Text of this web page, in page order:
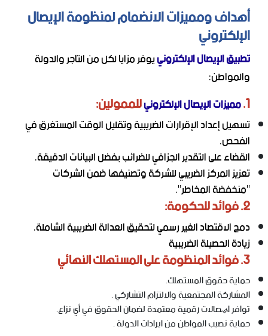
أهداف ومميزات الانضمام لمنظومة الإيصال
الإلكتروني
تطبيق الإيصال الإلكترونييوفر مزايا لكل من التاجر والدولة
والمواطن:
1.مميزات الإيصال الإلكترونيللممولين:
تسهيل إعداد الإقرارات الضريبية وتقليل الوقت المستغرق في
الفحص.
القضاء على التقدير الجزافي للضرائب بفضل البيانات الدقيقة.
تعزيز المركز الضريبي للشركة وتصنيفها ضمن الشركات
"منخفضة المخاطر".
2. فوائد للحكومة:
دمج الاقتصاد الغير رسمي لتحقيق العدالة الضريبية الشاملة.
زيادة الحصيلة الضريبية
3. فوائد المنظومة على المستهلك النهائي
حماية حقوق المستهلك.
المشاركة المجتمعية والالتزام التشاركي .
توافر ایصالات رقمية معتمدة لضمان الحقوق في أي نزاع.
حماية نصيب المواطن من ايرادات الدولة .